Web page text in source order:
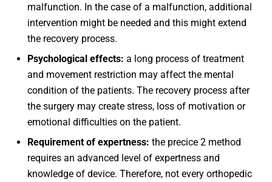
malfunction. In the case of a malfunction, additional
intervention might be needed and this might extend
the recovery process.
Psychological effects: a long process of treatment
and movement restriction may affect the mental
condition of the patients. The recovery process after
the surgery may create stress, loss of motivation or
emotional difficulties on the patient.
Requirement of expertness: the precice 2 method
requires an advanced level of expertness and
knowledge of device. Therefore, not every orthopedic